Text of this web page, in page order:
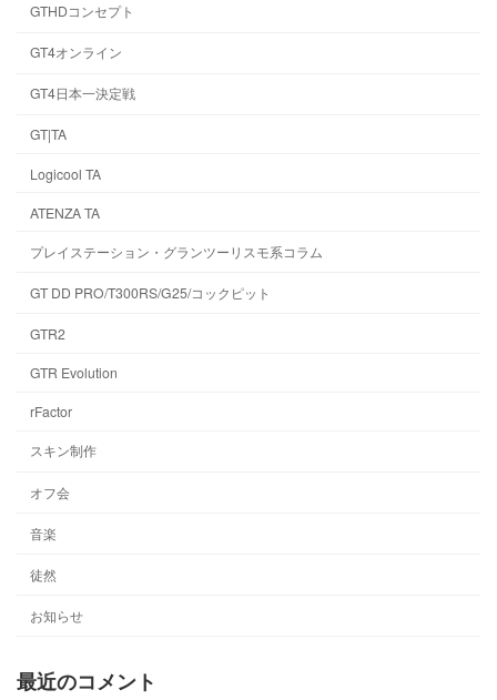
GTHDコンセプト
GT4オンライン
GT4日本一決定戦
GT|TA
Logicool TA
ATENZA TA
プレイステーション・グランツーリスモ系コラム
GT DD PRO/T300RS/G25/コックピット
GTR2
GTR Evolution
rFactor
スキン制作
オフ会
音楽
徒然
お知らせ
最近のコメント